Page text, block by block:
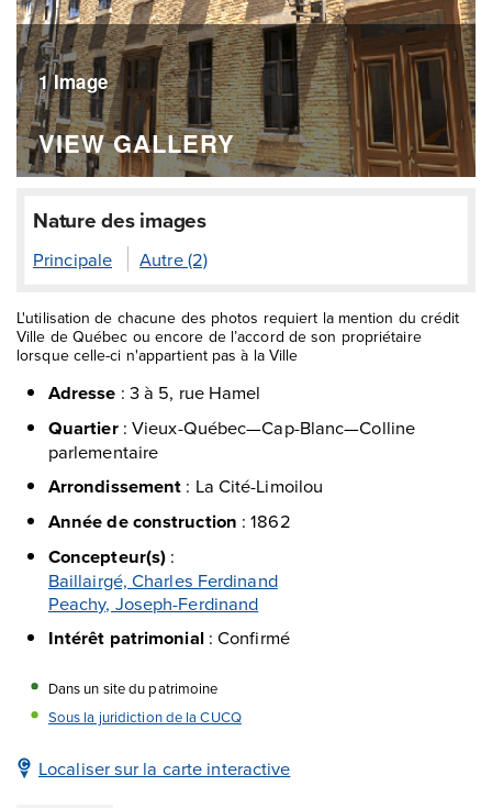
1 Image
VIEW GALLERY
Nature des images
Principale Autre (2)
L'utilisation de chacune des photos requiert la mention du crédit
Ville de Québec ou encore de l’accord de son propriétaire
lorsque celle-ci n'appartient pas à la Ville
Adresse : 3 à 5, rue Hamel
Quartier: Vieux-Québec—Cap-Blanc—Colline
parlementaire
Arrondissement : La Cité-Limoilou
Année de construction :1862
Concepteur(s) :
Baillairgé, Charles Ferdinand
Peachy, Joseph-Ferdinand
Intérêt patrimonial:Confirmé
Dans un site du patrimoine
Sous la juridiction de la CUCQ
Localiser sur la carte interactive